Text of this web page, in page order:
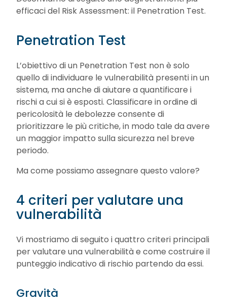
efficaci del Risk Assessment: il Penetration Test.
Penetration Test
L’obiettivo di un Penetration Test non è solo
quello di individuare le vulnerabilità presenti in un
sistema, ma anche di aiutare a quantificare i
rischi a cui si è esposti. Classificare in ordine di
pericolosità le debolezze consente di
prioritizzare le più critiche, in modo tale da avere
un maggior impatto sulla sicurezza nel breve
periodo.
Ma come possiamo assegnare questo valore?
4 criteri per valutare una
vulnerabilità
Vi mostriamo di seguito i quattro criteri principali
per valutare una vulnerabilità e come costruire il
punteggio indicativo di rischio partendo da essi.
Gravità